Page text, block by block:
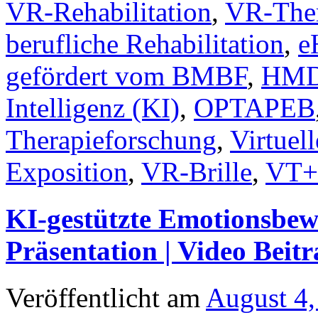
VR-Rehabilitation, VR-
berufliche Rehabilitation,
gefördert vom BMBF,
Intelligenz (KI), OPTAPEB
Therapieforschung,
Exposition, VR-Brille,
KI-gestützte
Präsentation | Video
Veröffentlicht am August